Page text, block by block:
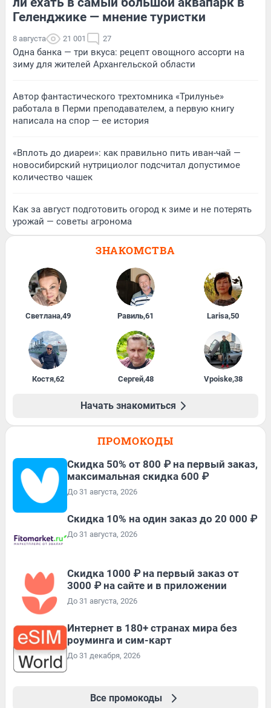
Геленджике — мнение туристки
8 августа 21 001 27
Одна банка — три вкуса: рецепт овощного ассорти на
зиму для жителей Архангельской области
Автор фантастического трехтомника «Трилунье»
работала в Перми преподавателем, а первую книгу
написала на спор — ее история
«Вплоть до диареи»: как правильно пить иван-чай —
новосибирский нутрициолог подсчитал допустимое
количество чашек
Как за август подготовить огород к зиме и не потерять
урожай — советы агронома
ЗНАКОМСТВА
Светлана,49 Равиль,61 Larisa,50
Костя,62 Сергей,48 Vpoiske,38
Начать знакомиться
ПРОМОКОДЫ
Скидка 50% от 800 ₽ на первый заказ,
максимальная скидка 600 ₽
До 31 августа, 2026
Скидка 10% на один заказ до 20 000 ₽
До 31 августа, 2026
Скидка 1000 ₽ на первый заказ от
3000 ₽ на сайте и в приложении
До 31 августа, 2026
Интернет в 180+ странах мира без
роуминга и сим-карт
До 31 декабря, 2026
Все промокоды